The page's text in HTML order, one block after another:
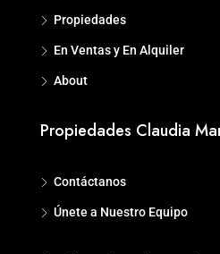
Propiedades
En Ventas y En Alquiler
About
Propiedades Claudia
Contáctanos
Únete a Nuestro Equipo